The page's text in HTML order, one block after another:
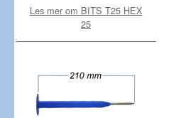
Les mer om BITS T25 HEX
25